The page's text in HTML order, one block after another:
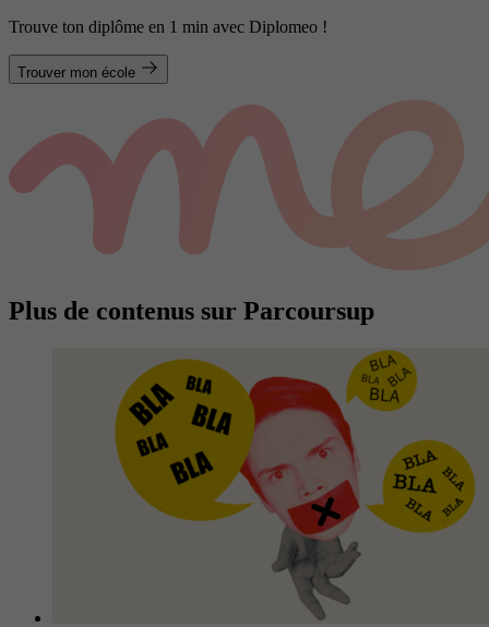
Trouve ton diplôme en 1 min avec Diplomeo !
Trouver mon école
Plus de contenus sur Parcoursup